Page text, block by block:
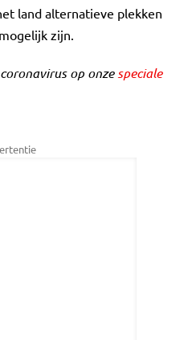
land alternatieve plekken
zijn.
op onze speciale